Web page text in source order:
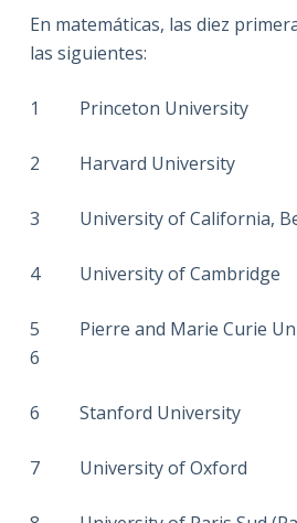
En matemáticas, las diez
las siguientes:
1 Princeton University
2 Harvard University
3 University of California,
4 University of Cambridge
5
Pierre and Marie Curie
6
6 Stanford University
7 University of Oxford